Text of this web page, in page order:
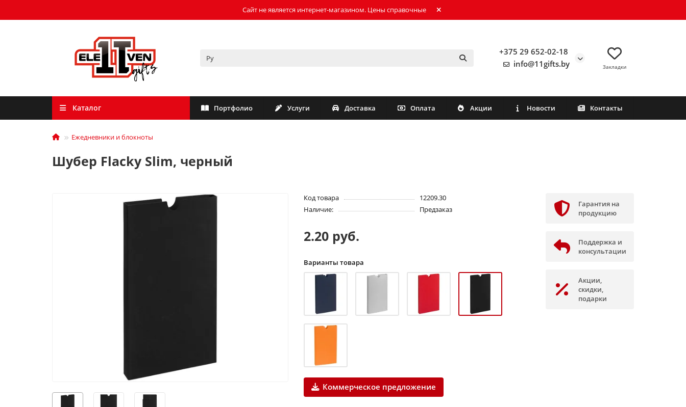
Сайт не является интернет-магазином. Цены справочные
+375 29 652-02-18
info@11gifts.by
Закладки
Каталог Портфолио Услуги Доставка Оплата Акции Новости Контакты
Ежедневники и блокноты
Шубер Flacky Slim, черный
Код товара
12209.30
Наличие:
Предзаказ
2.20 руб.
Варианты товара
Коммерческое предложение
Гарантия на
продукцию
Поддержка и
консультации
Акции,
скидки,
подарки